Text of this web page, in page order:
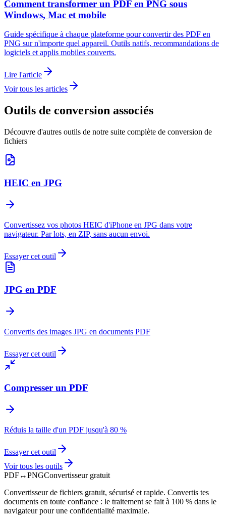
Comment transformer un PDF en PNG sous
Windows, Mac et mobile
Guide spécifique à chaque plateforme pour convertir des PDF en
PNG sur n'importe quel appareil. Outils natifs, recommandations de
logiciels et applis mobiles couverts.
Lire l'article
Voir tous les articles
Outils de conversion associés
Découvre d'autres outils de notre suite complète de conversion de
fichiers
HEIC en JPG
Convertissez vos photos HEIC d'iPhone en JPG dans votre
navigateur. Par lots, en ZIP, sans aucun envoi.
Essayer cet outil
JPG en PDF
Convertis des images JPG en documents PDF
Essayer cet outil
Compresser un PDF
Réduis la taille d'un PDF jusqu'à 80 %
Essayer cet outil
Voir tous les outils
PDF↔PNGConvertisseur gratuit
Convertisseur de fichiers gratuit, sécurisé et rapide. Convertis tes
documents en toute confiance : le traitement se fait à 100 % dans le
navigateur pour une confidentialité maximale.